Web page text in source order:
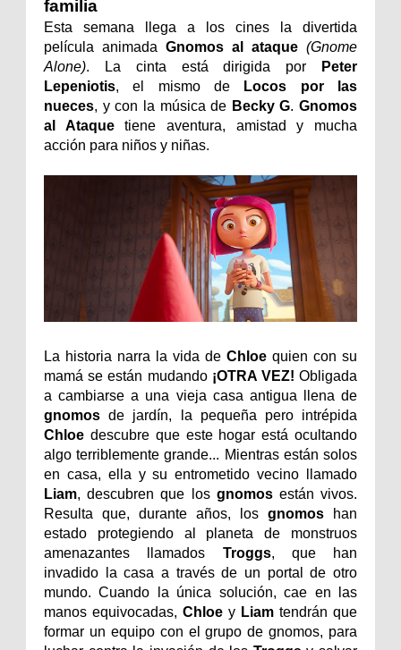
familia
Esta semana llega a los cines la divertida
película animada Gnomos al ataque (Gnome
Alone). La cinta está dirigida por
Peter
Lepeniotis, el mismo de
Locos por las
nueces, y con la música de Becky G. Gnomos
al Ataquetiene aventura, amistad y mucha
acción para niños y niñas.
La historia narra la vida de Chloe quien con su
mamá se están mudando ¡OTRA VEZ! Obligada
a cambiarse a una vieja casa antigua llena de
gnomos de jardín, la pequeña pero intrépida
Chloe descubre que este hogar está ocultando
algo terriblemente grande... Mientras están solos
en casa, ella y su entrometido vecino llamado
Liam, descubren que los gnomosestán vivos.
Resulta que, durante años, los gnomos han
estado protegiendo al planeta de monstruos
amenazantes llamados Troggs, que han
invadido la casa a través de un portal de otro
mundo. Cuando la única solución, cae en las
manos equivocadas, Chloe y Liam tendrán que
formar un equipo con el grupo de gnomos, para